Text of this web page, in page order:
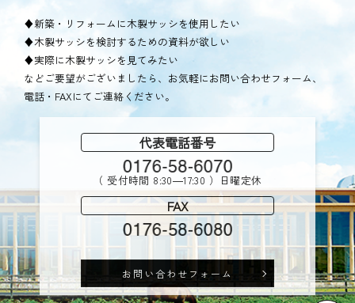
♦新築・リフォームに木製サッシを使用したい
♦木製サッシを検討するための資料が欲しい
♦実際に木製サッシを見てみたい
などご要望がございましたら、お気軽にお問い合わせフォーム、
電話・FAXにてご連絡ください。
代表電話番号
（ 受付時間 8:30―17:30 ）日曜定休
FAX
お問い合わせフォーム